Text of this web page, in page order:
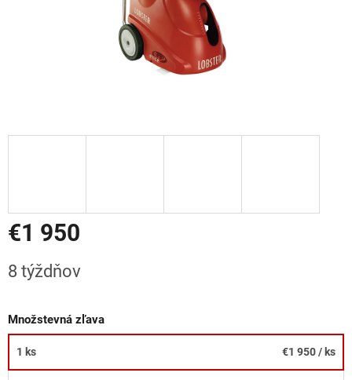
€1 950
cena:
8 týždňov
Množstevná zľava
1 ks €1 950/ ks